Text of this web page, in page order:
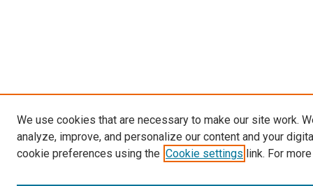
We use cookies that are necessary to make our site work.
analyze, improve, and personalize our content and your
cookie preferences using the Cookie settings link. For